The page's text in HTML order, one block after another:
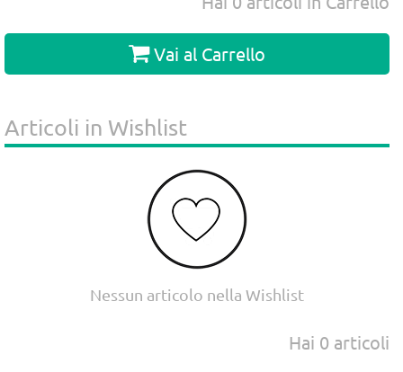
Vai al Carrello
Articoli in Wishlist
Nessun articolo nella Wishlist
Hai 0 articoli